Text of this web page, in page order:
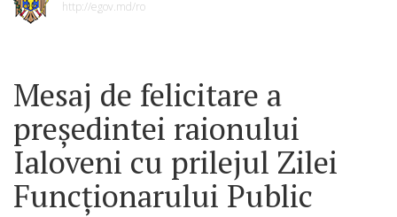
http://egov.md/ro
Mesaj de felicitare a
președintei raionului
Ialoveni cu prilejul Zilei
Funcționarului Public